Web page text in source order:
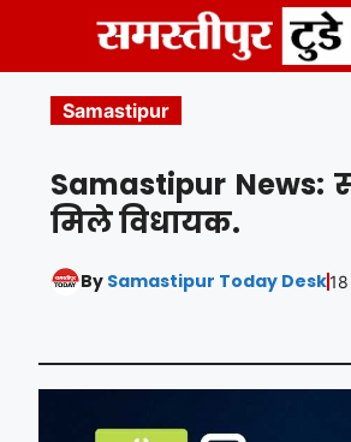
content
Samastipur
Samastipur News:
मिले विधायक.
By Samastipur Today Desk